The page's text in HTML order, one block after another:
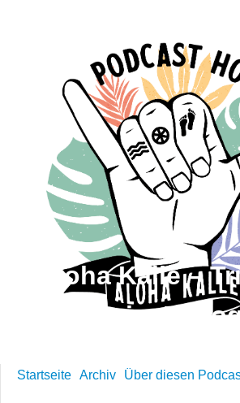
🎙️ Aloha Kalle –
Training im
Startseite Archiv Über diesen